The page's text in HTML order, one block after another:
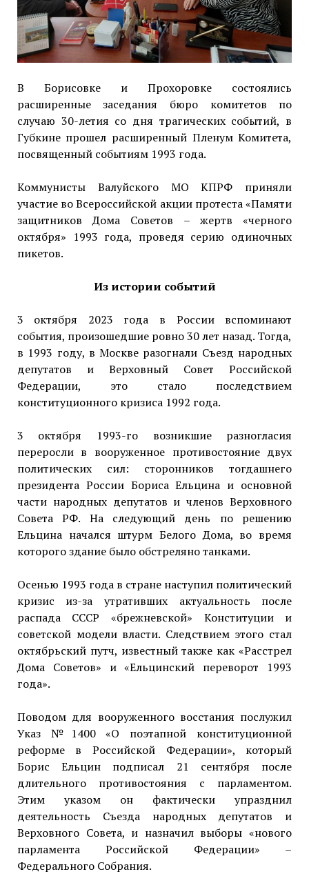
В Борисовке и Прохоровке состоялись
расширенные заседания бюро комитетов по
случаю 30-летия со дня трагических событий, в
Губкине прошел расширенный Пленум Комитета,
посвященный событиям 1993 года.
Коммунисты Валуйского МО КПРФ приняли
участие во Всероссийской акции протеста «Памяти
защитников Дома Советов – жертв «черного
октября» 1993 года, проведя серию одиночных
пикетов.
Из истории событий
3 октября 2023 года в России вспоминают
события, произошедшие ровно 30 лет назад. Тогда,
в 1993 году, в Москве разогнали Съезд народных
депутатов и Верховный Совет Российской
Федерации, это стало последствием
конституционного кризиса 1992 года.
3 октября 1993-го возникшие разногласия
переросли в вооруженное противостояние двух
политических сил: сторонников тогдашнего
президента России Бориса Ельцина и основной
части народных депутатов и членов Верховного
Совета РФ. На следующий день по решению
Ельцина начался штурм Белого Дома, во время
которого здание было обстреляно танками.
Осенью 1993 года в стране наступил политический
кризис из-за утративших актуальность после
распада СССР «брежневской» Конституции и
советской модели власти. Следствием этого стал
октябрьский путч, известный также как «Расстрел
Дома Советов» и «Ельцинский переворот 1993
года».
Поводом для вооруженного восстания послужил
Указ №1400 «О поэтапной конституционной
реформе в Российской Федерации», который
Борис Ельцин подписал 21 сентября после
длительного противостояния с парламентом.
Этим указом он фактически упразднил
деятельность Съезда народных депутатов и
Верховного Совета, и назначил выборы «нового
парламента Российской Федерации» –
Федерального Собрания.